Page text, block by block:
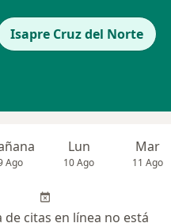
Isapre Cruz del Norte
Ago
Lun
10 Ago
Mar
11 Ago
de citas en línea no está